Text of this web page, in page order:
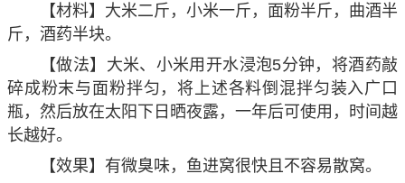
【材料】大米二斤，小米一斤，面粉半斤，曲酒半
斤，酒药半块。
【做法】大米、小米用开水浸泡5分钟，将酒药敲
碎成粉末与面粉拌匀，将上述各料倒混拌匀装入广口
瓶，然后放在太阳下日晒夜露，一年后可使用，时间越
长越好。
【效果】有微臭味，鱼进窝很快且不容易散窝。